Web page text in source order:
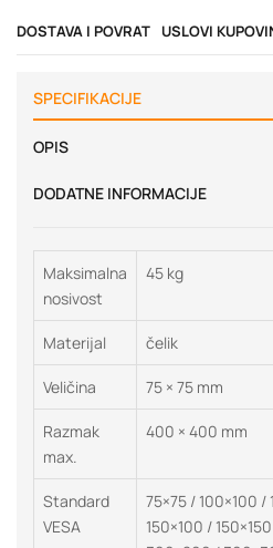
DOSTAVA I POVRAT USLOVI
SPECIFIKACIJE
OPIS
DODATNE INFORMACIJE
Maksimalna
nosivost
45 kg
Materijal čelik
Veličina 75 × 75 mm
Razmak
max.
400 × 400 mm
Standard
VESA
75×75 / 100×100
150×100 /